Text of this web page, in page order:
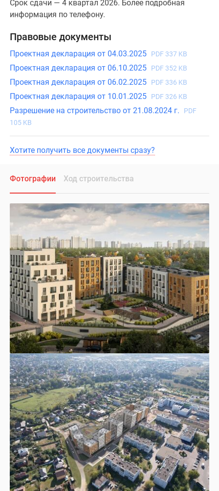
Срок сдачи — 4 квартал 2026. Более подробная
информация по телефону.
Правовые документы
Проектная декларация от 04.03.2025 PDF 337 KB
Проектная декларация от 06.10.2025 PDF 352 KB
Проектная декларация от 06.02.2025 PDF 336 KB
Проектная декларация от 10.01.2025 PDF 326 KB
Разрешение на строительство от 21.08.2024 г.
PDF
105 KB
Хотите получить все документы сразу?
Фотографии Ход строительства